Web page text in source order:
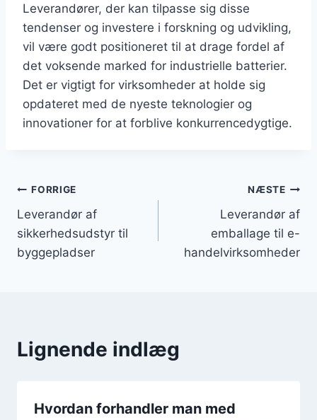
Leverandører, der kan tilpasse sig disse
tendenser og investere i forskning og udvikling,
vil være godt positioneret til at drage fordel af
det voksende marked for industrielle batterier.
Det er vigtigt for virksomheder at holde sig
opdateret med de nyeste teknologier og
innovationer for at forblive konkurrencedygtige.
Indlægsnavigation
FORRIGE
Leverandør af
sikkerhedsudstyr til
byggepladser
NÆSTE
Leverandør af
emballage til e-
handelvirksomheder
Lignende indlæg
Hvordan forhandler man med